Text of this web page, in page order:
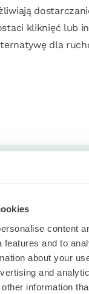
content
features and to
about your
and
information
kliknięć lub
dla
25
W
Aplikacja
telefon